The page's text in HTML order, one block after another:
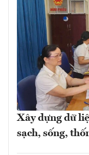
Xây dựng dữ
sạch, sống,